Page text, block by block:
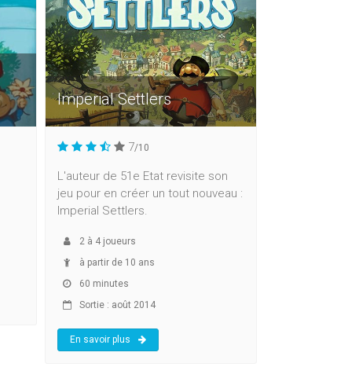
Imperial Settlers
7/10
L'auteur de 51e Etat revisite son
jeu pour en créer un tout nouveau :
Imperial Settlers.
2à 4joueurs
à partir de 10 ans
60 minutes
Sortie : août 2014
En savoir plus